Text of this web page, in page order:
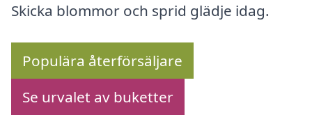
Skicka blommor och sprid glädje idag.
Populära återförsäljare
Se urvalet av buketter